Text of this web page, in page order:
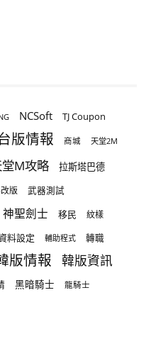
NCSoft
TJ Coupon
版情報 商城 天堂2M
M攻略 拉斯塔巴德
版 武器測試
神聖劍士 移民 紋樣
料設定 輔助程式 轉職
版情報 韓版資訊
黑暗騎士 龍騎士